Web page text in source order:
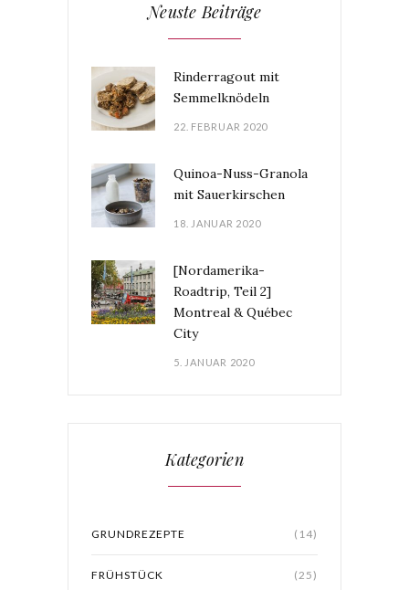
Neuste Beiträge
Rinderragout mit
Semmelknödeln
22. FEBRUAR 2020
Quinoa-Nuss-Granola
mit Sauerkirschen
18. JANUAR 2020
[Nordamerika-
Roadtrip, Teil 2]
Montreal & Québec
City
5. JANUAR 2020
Kategorien
GRUNDREZEPTE (14)
FRÜHSTÜCK (25)